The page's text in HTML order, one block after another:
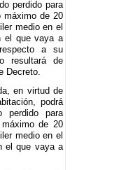
perdido para
máximo de 20
medio en el
el que vaya a
a su
resultará de
Decreto.
en virtud de
podrá
perdido para
de 20
medio en el
el que vaya a